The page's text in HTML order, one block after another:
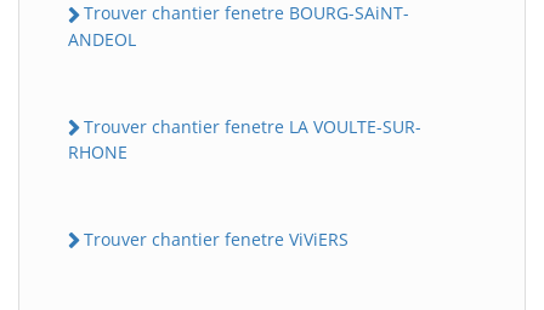
Trouver chantier fenetre BOURG-SAiNT-
ANDEOL
Trouver chantier fenetre LA VOULTE-SUR-
RHONE
Trouver chantier fenetre ViViERS